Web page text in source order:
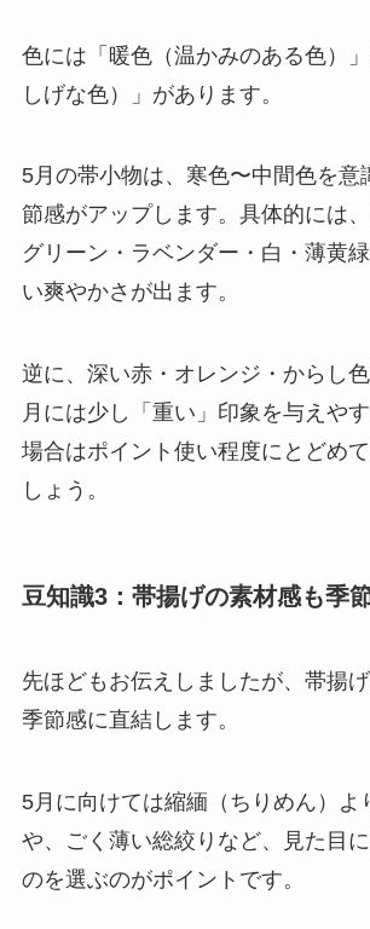
色には「暖色（温かみのある色）
しげな色）」があります。
5月の帯小物は、寒色〜中間色を意
節感がアップします。具体的には
グリーン・ラベンダー・白・薄黄
い爽やかさが出ます。
逆に、深い赤・オレンジ・からし
月には少し「重い」印象を与えや
場合はポイント使い程度にとどめ
しょう。
豆知識3：帯揚げの素材感も季
先ほどもお伝えしましたが、帯揚
季節感に直結します。
5月に向けては縮緬（ちりめん）よ
や、ごく薄い総絞りなど、見た目
のを選ぶのがポイントです。